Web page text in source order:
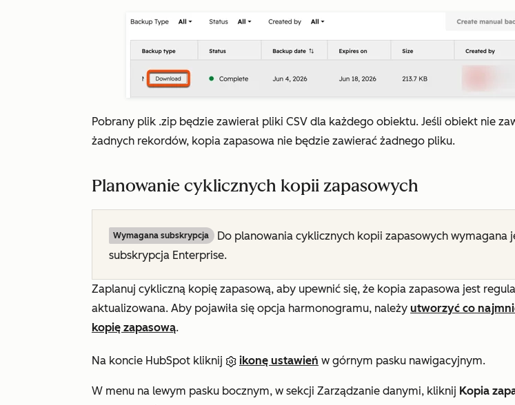
Pobrany plik .zip będzie zawierał pliki CSV dla każdego obiektu. Jeśli obiekt nie
żadnych rekordów, kopia zapasowa nie będzie zawierać żadnego pliku.
Planowanie cyklicznych kopii zapasowych
Wymagana subskrypcja
Do planowania cyklicznych kopii zapasowych wymagana
subskrypcja Enterprise.
Zaplanuj cykliczną kopię zapasową, aby upewnić się, że kopia zapasowa jest
aktualizowana. Aby pojawiła się opcja harmonogramu, należy utworzyć co
kopię zapasową.
Na koncie HubSpot kliknij ikonę ustawień w górnym pasku nawigacyjnym.
W menu na lewym pasku bocznym, w sekcji Zarządzanie danymi, kliknij Kopia